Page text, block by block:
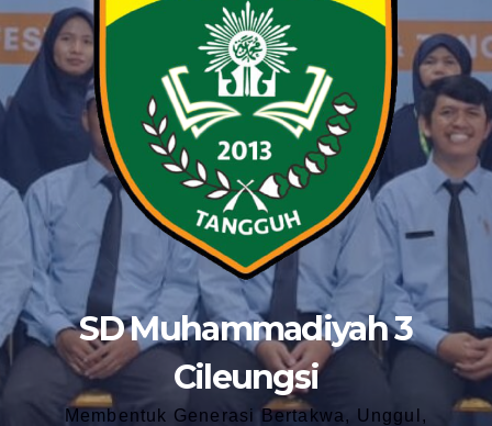
SD Muhammadiyah 3
Cileungsi
Membentuk Generasi Bertakwa, Unggul,